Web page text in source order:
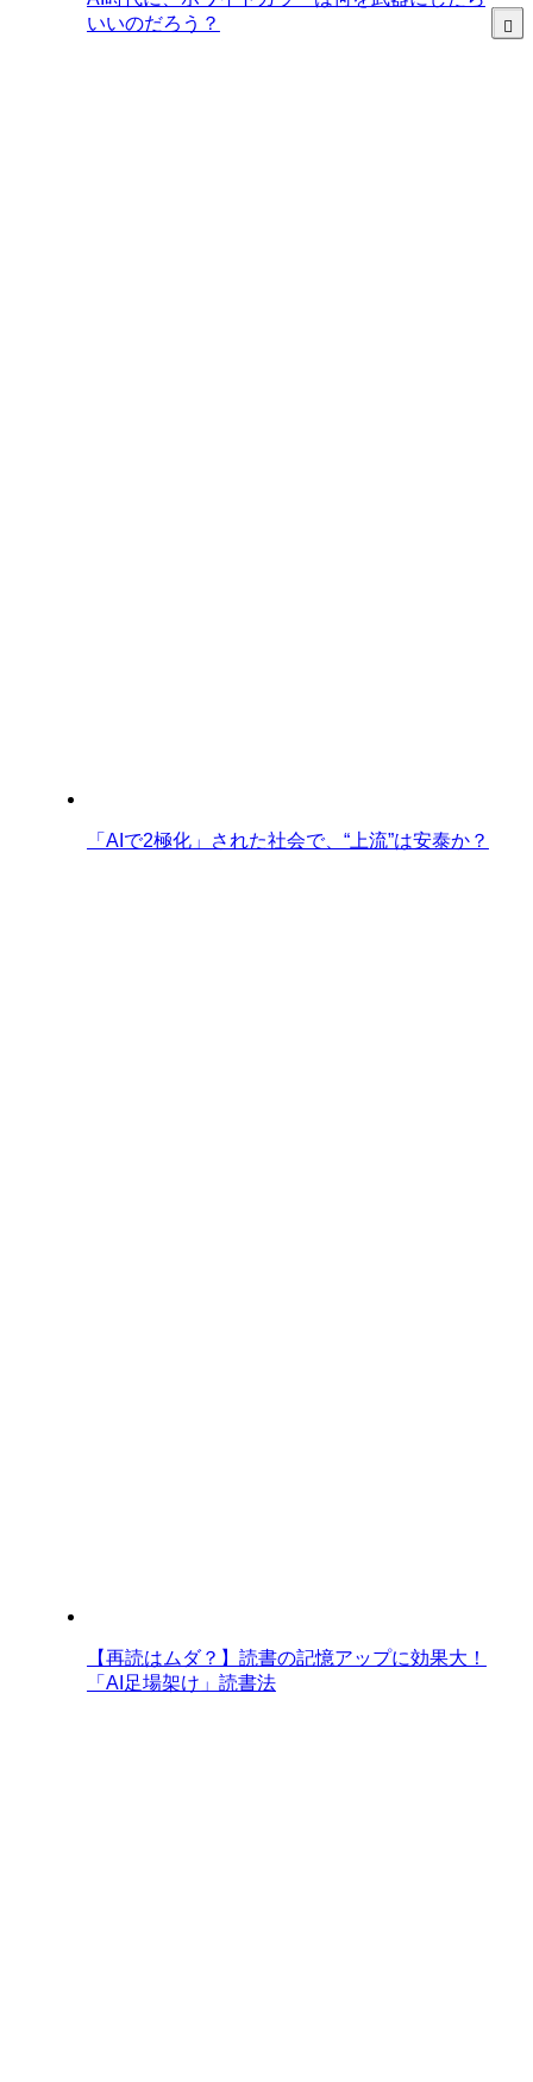
いいのだろう？
「AIで2極化」された社会で、“上流”は安泰か？
【再読はムダ？】読書の記憶アップに効果大！
「AI足場架け」読書法